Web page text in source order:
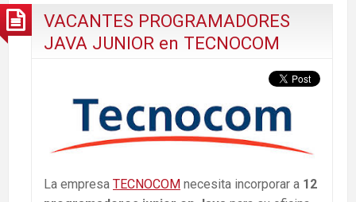
VACANTES PROGRAMADORES
JAVA JUNIOR en TECNOCOM
La empresa TECNOCOM necesita incorporar a 12